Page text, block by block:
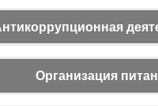
Организация